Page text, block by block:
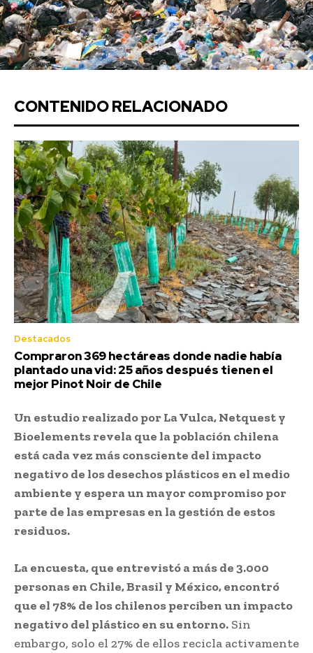
CONTENIDO RELACIONADO
Destacados
Compraron 369 hectáreas donde nadie había
plantado una vid: 25 años después tienen el
mejor Pinot Noir de Chile
Un estudio realizado por La Vulca, Netquest y
Bioelements revela que la población chilena
está cada vez más consciente del impacto
negativo de los desechos plásticos en el medio
ambiente y espera un mayor compromiso por
parte de las empresas en la gestión de estos
residuos.
La encuesta, que entrevistó a más de 3.000
personas en Chile, Brasil y México, encontró
que el 78% de los chilenos perciben un impacto
negativo del plástico en su entorno. Sin
embargo, solo el 27% de ellos recicla activamente